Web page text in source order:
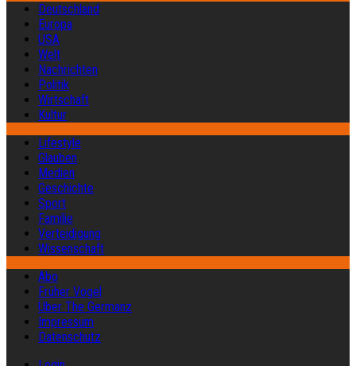
Deutschland
Europa
USA
Welt
Nachrichten
Politik
Wirtschaft
Kultur
Lifestyle
Glauben
Medien
Geschichte
Sport
Familie
Verteidigung
Wissenschaft
Abo
Früher Vogel
Über The Germanz
Impressum
Datenschutz